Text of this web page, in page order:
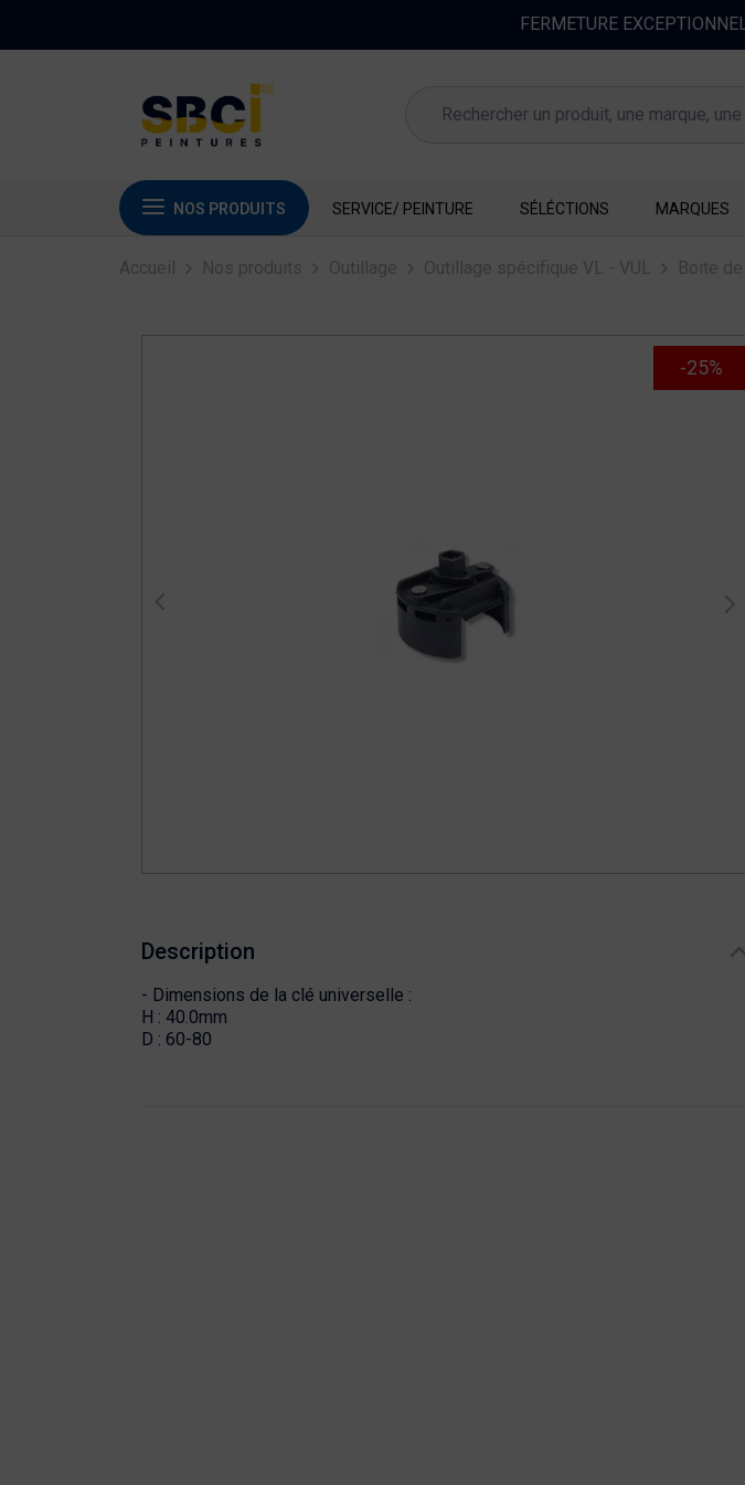
FERMETURE
NOS PRODUITS SERVICE/ PEINTURE SÉLÉCTIONS MARQUES
Accueil Nos produits Outillage Outillage spécifique VL - VUL Boite
-25%
Description
- Dimensions de la clé universelle :
H : 40.0mm
D : 60-80